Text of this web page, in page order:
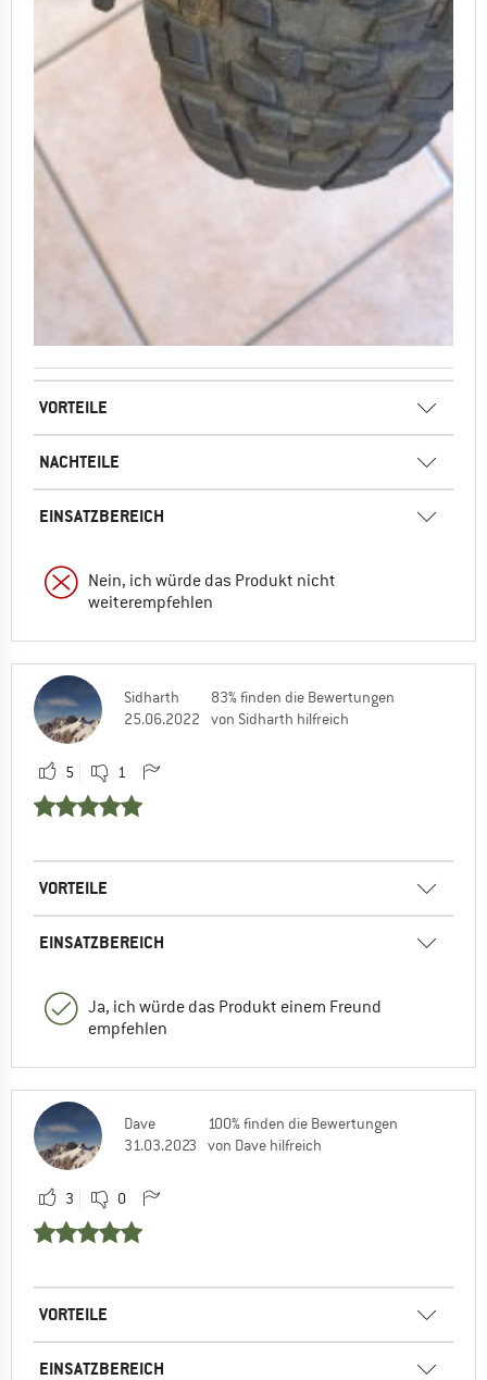
VORTEILE
NACHTEILE
EINSATZBEREICH
Nein, ich würde das Produkt nicht
weiterempfehlen
Sidharth
25.06.2022
83% finden die Bewertungen
von Sidharth hilfreich
5 1
VORTEILE
EINSATZBEREICH
Ja, ich würde das Produkt einem Freund
empfehlen
Dave
31.03.2023
100% finden die Bewertungen
von Dave hilfreich
3 0
VORTEILE
EINSATZBEREICH